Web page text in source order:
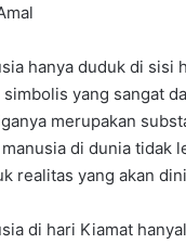
hanya duduk di
yang sangat
merupakan
di dunia tidak
realitas yang akan
di hari Kiamat